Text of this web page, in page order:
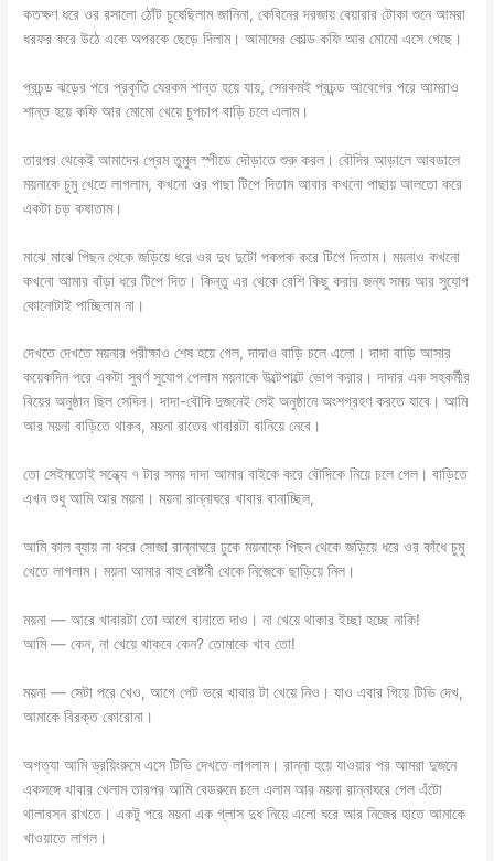
কতক্ষণ ধরে ওর রসালো ঠোঁট চুষেছিলাম জানিনা, কেবিনের দরজায় বেয়ারার টোকা শুনে আমরা
ধরফর করে উঠে একে অপরকে ছেড়ে দিলাম। আমাদের কোল্ড কফি আর মোমো এসে গেছে।
প্রচন্ড ঝড়ের পরে প্রকৃতি যেরকম শান্ত হয়ে যায়, সেরকম‌ই প্রচন্ড আবেগের পরে আমরাও
শান্ত হয়ে কফি আর মোমো খেয়ে চুপচাপ বাড়ি চলে এলাম।
তারপর থেকেই আমাদের প্রেম তুমুল স্পীডে দৌড়াতে শুরু করল। বৌদির আড়ালে আবডালে
ময়নাকে চুমু খেতে লাগলাম, কখনো ওর পাছা টিপে দিতাম আবার কখনো পাছায় আলতো করে
একটা চড় কষাতাম।
মাঝে মাঝে পিছন থেকে জড়িয়ে ধরে ওর দুধ দুটো পকপক করে টিপে দিতাম। ময়নাও কখনো
কখনো আমার বাঁড়া ধরে টিপে দিত। কিন্তু এর থেকে বেশি কিছু করার জন্য সময় আর সুযোগ
কোনোটাই পাচ্ছিলাম না।
দেখতে দেখতে ময়নার পরীক্ষাও শেষ হয়ে গেল, দাদাও বাড়ি চলে এলো। দাদা বাড়ি আসার
কয়েকদিন পরে একটা সুবর্ণ সুযোগ পেলাম ময়নাকে উল্টেপাল্টে ভোগ করার। দাদার এক সহকর্মীর
বিয়ের অনুষ্ঠান ছিল সেদিন। দাদা-বৌদি দুজনেই সেই অনুষ্ঠানে অংশগ্রহণ করতে যাবে। আমি
আর ময়না বাড়িতে থাকব, ময়না রাতের খাবারটা বানিয়ে নেবে।
তো সেইমতোই সন্ধ্যে ৭ টার সময় দাদা আমার বাইকে করে বৌদিকে নিয়ে চলে গেল। বাড়িতে
এখন শুধু আমি আর ময়না। ময়না রান্নাঘরে খাবার বানাচ্ছিল,
আমি কাল ব্যায় না করে সোজা রান্নাঘরে ঢুকে ময়নাকে পিছন থেকে জড়িয়ে ধরে ওর কাঁধে চুমু
খেতে লাগলাম। ময়না আমার বাহু বেষ্টনী থেকে নিজেকে ছাড়িয়ে নিল।
ময়না — আরে খাবারটা তো আগে বানাতে দাও। না খেয়ে থাকার ইচ্ছা হচ্ছে নাকি!
আমি — কেন, না খেয়ে থাকবে কেন? তোমাকে খাব তো!
ময়না — সেটা পরে খেও, আগে পেট ভরে খাবার টা খেয়ে নিও। যাও এবার গিয়ে টিভি দেখ,
আমাকে বিরক্ত কোরোনা।
অগত্যা আমি ড্রয়িংরুমে এসে টিভি দেখতে লাগলাম। রান্না হয়ে যাওয়ার পর আমরা দুজনে
একসঙ্গে খাবার খেলাম তারপর আমি বেডরুমে চলে এলাম আর ময়না রান্নাঘরে গেল এঁটো
থালাবসন রাখতে। একটু পরে ময়না এক গ্লাস দুধ নিয়ে এলো ঘরে আর নিজের হাতে আমাকে
খাওয়াতে লাগল।